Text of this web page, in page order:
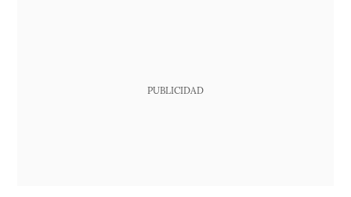
PUBLICIDAD